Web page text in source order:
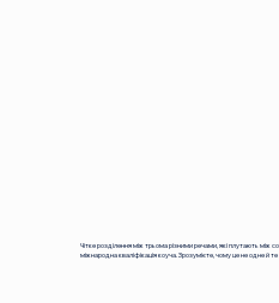
Чітке розділення між трьома різними речами, які плутають між
міжнародна кваліфікація коуча. Зрозумієте, чому це не одне й те